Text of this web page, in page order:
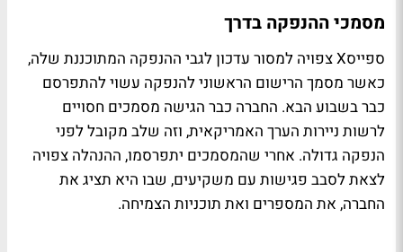
מסמכי ההנפקה בדרך
ספייסX צפויה למסור עדכון לגבי ההנפקה המתוכננת שלה,
כאשר מסמך הרישום הראשוני להנפקה עשוי להתפרסם
כבר בשבוע הבא. החברה כבר הגישה מסמכים חסויים
לרשות ניירות הערך האמריקאית, וזה שלב מקובל לפני
הנפקה גדולה. אחרי שהמסמכים יתפרסמו, ההנהלה צפויה
לצאת לסבב פגישות עם משקיעים, שבו היא תציג את
החברה, את המספרים ואת תוכניות הצמיחה.